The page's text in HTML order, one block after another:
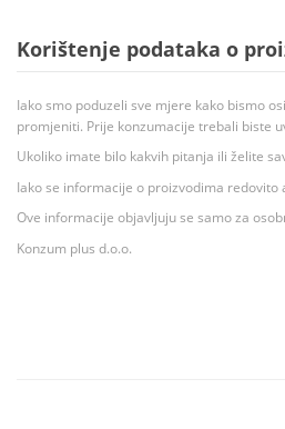
Korištenje podataka o
Iako smo poduzeli sve mjere kako bismo
promjeniti. Prije konzumacije trebali biste
Ukoliko imate bilo kakvih pitanja ili želite
Iako se informacije o proizvodima redovito
Ove informacije objavljuju se samo za
Konzum plus d.o.o.